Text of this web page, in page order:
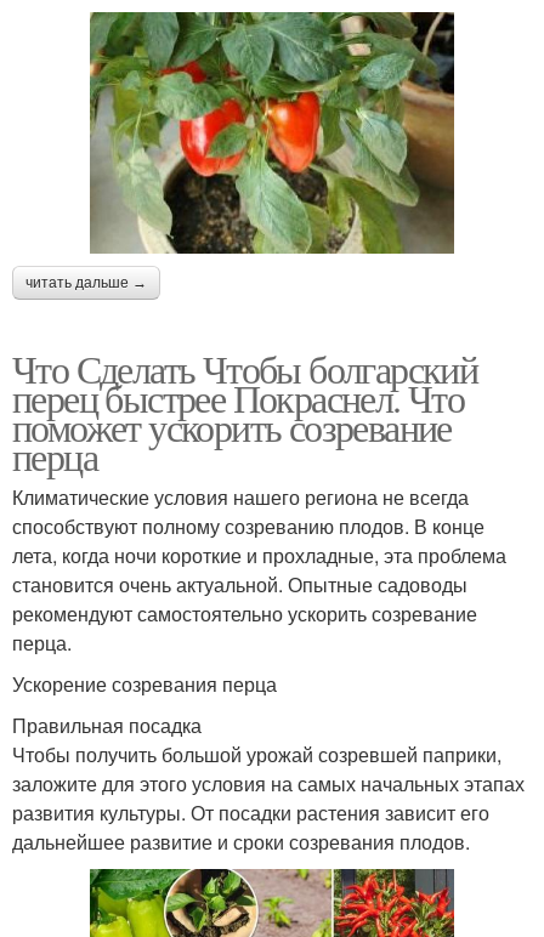
читать дальше →
Что Сделать Чтобы болгарский
перец быстрее Покраснел. Что
поможет ускорить созревание
перца
Климатические условия нашего региона не всегда
способствуют полному созреванию плодов. В конце
лета, когда ночи короткие и прохладные, эта проблема
становится очень актуальной. Опытные садоводы
рекомендуют самостоятельно ускорить созревание
перца.
Ускорение созревания перца
Правильная посадка
Чтобы получить большой урожай созревшей паприки,
заложите для этого условия на самых начальных этапах
развития культуры. От посадки растения зависит его
дальнейшее развитие и сроки созревания плодов.